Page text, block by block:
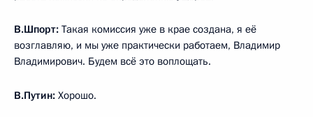
В.Шпорт: Такая комиссия уже в крае создана, я её
возглавляю, и мы уже практически работаем, Владимир
Владимирович. Будем всё это воплощать.
В.Путин: Хорошо.